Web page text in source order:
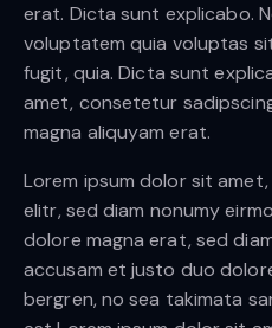
erat. Dicta sunt explicabo.
voluptatem quia voluptas
fugit, quia. Dicta sunt
amet, consetetur
magna aliquyam erat.
Lorem ipsum dolor sit
elitr, sed diam nonumy
dolore magna erat, sed
accusam et justo duo
bergren, no sea takimata